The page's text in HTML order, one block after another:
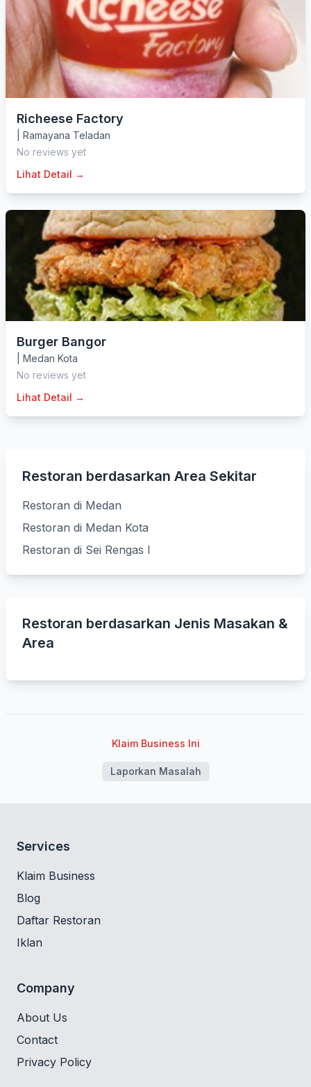
Richeese Factory
Ramayana Teladan
No reviews yet
Lihat Detail →
Burger Bangor
Medan Kota
No reviews yet
Lihat Detail →
Restoran berdasarkan Area Sekitar
Restoran di Medan
Restoran di Medan Kota
Restoran di Sei Rengas I
Restoran berdasarkan Jenis Masakan &
Area
Klaim Business Ini
Laporkan Masalah
Services
Klaim Business
Blog
Daftar Restoran
Iklan
Company
About Us
Contact
Privacy Policy